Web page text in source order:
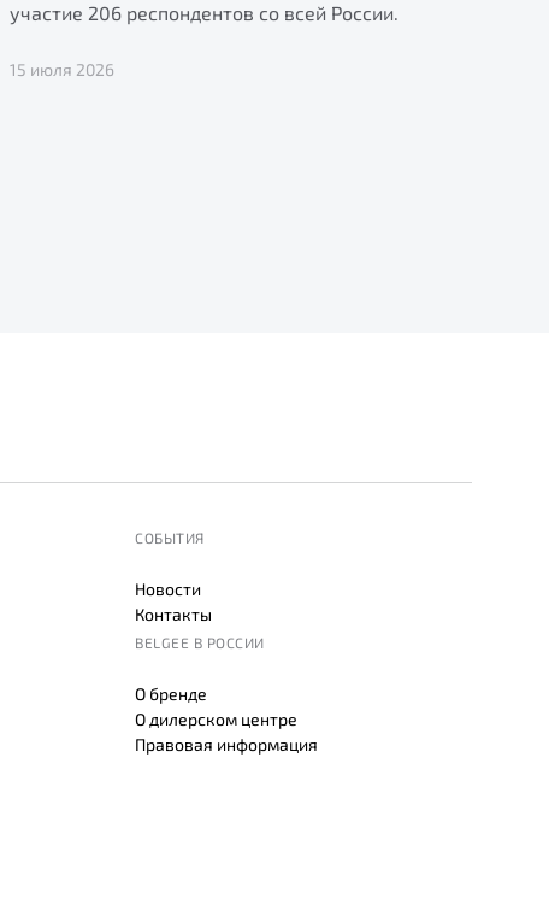
участие 206 респондентов со всей России.
15 июля 2026
СОБЫТИЯ
Новости
Контакты
BELGEE В РОССИИ
О бренде
О дилерском центре
Правовая информация